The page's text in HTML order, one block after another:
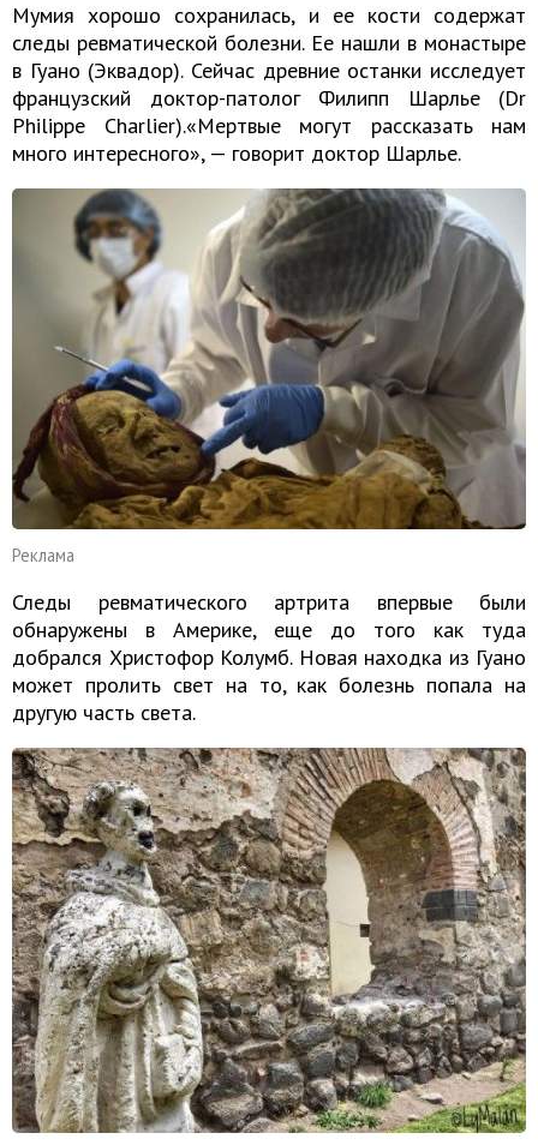
Мумия хорошо сохранилась, и ее кости содержат
следы ревматической болезни. Ее нашли в монастыре
в Гуано (Эквадор). Сейчас древние останки исследует
французский доктор-патолог Филипп Шарлье (Dr
Philippe Charlier).«Мертвые могут рассказать нам
много интересного», — говорит доктор Шарлье.
Реклама
Следы ревматического артрита впервые были
обнаружены в Америке, еще до того как туда
добрался Христофор Колумб. Новая находка из Гуано
может пролить свет на то, как болезнь попала на
другую часть света.